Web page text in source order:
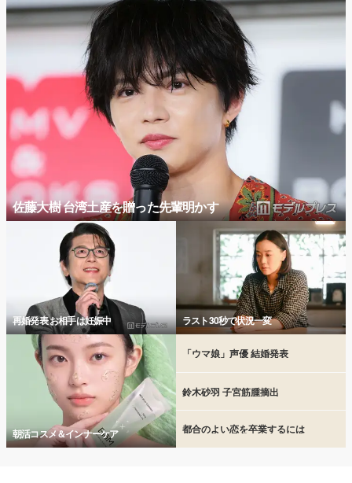
佐藤大樹 台湾土産を贈った先輩明かす
再婚発表 お相手は妊娠中 ラスト30秒で状況一変
朝活コスメ＆インナーケア
「ウマ娘」声優 結婚発表
鈴木砂羽 子宮筋腫摘出
都合のよい恋を卒業するには